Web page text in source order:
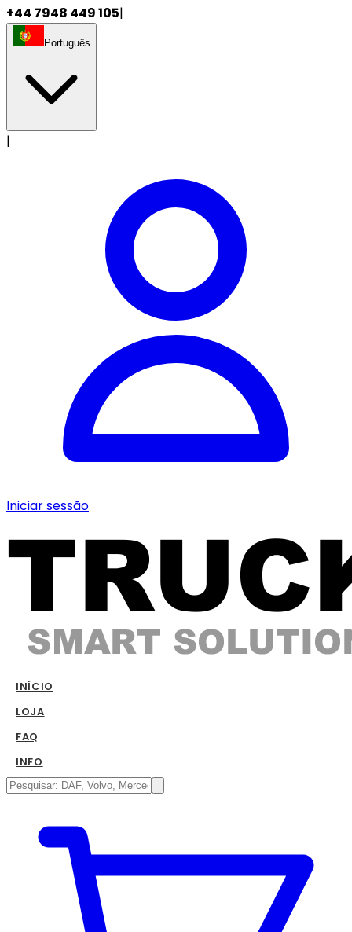
+44 7948 449 105|
Português
|
Iniciar sessão
INÍCIO
LOJA
FAQ
INFO